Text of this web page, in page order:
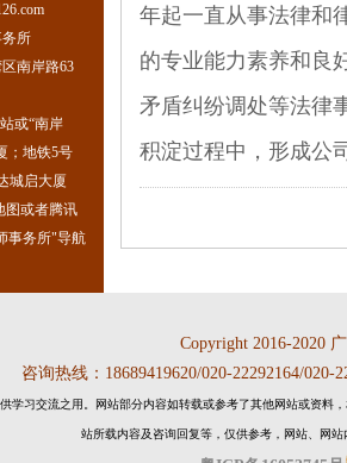
所
南岸路63
或“南岸
；地铁5号
城启大厦
图或者腾讯
事务所"导航
年起一直从事法律和
的专业能力素养和良
矛盾纠纷调处等法律
积淀过程中，形成公
Copyright 2016-2020
咨询热线：18689419620/020-22292164/
学习交流之用。网站部分内容如转载或参考了其他网站或资
站所载内容及咨询回复等，仅供参考，网站、网